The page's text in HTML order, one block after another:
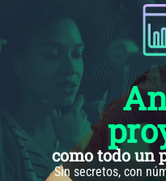
como todo un
Sin secretos, con